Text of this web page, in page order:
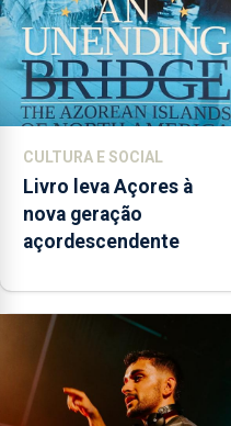
CULTURA E SOCIAL
Livro leva Açores à
nova geração
açordescendente